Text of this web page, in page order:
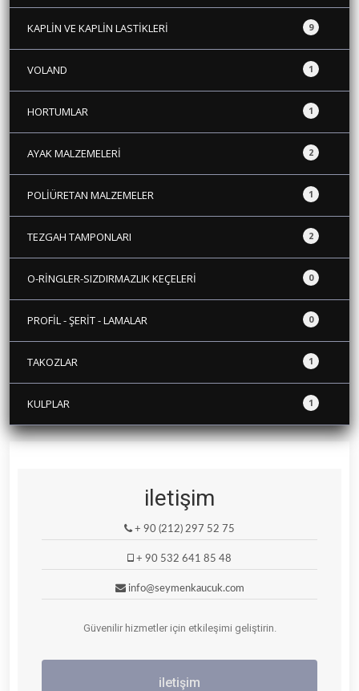
9
KAPLİN VE KAPLİN LASTİKLERİ
1
VOLAND
1
HORTUMLAR
2
AYAK MALZEMELERİ
1
POLİÜRETAN MALZEMELER
2
TEZGAH TAMPONLARI
0
O-RİNGLER-SIZDIRMAZLIK KEÇELERİ
0
PROFİL - ŞERİT - LAMALAR
1
TAKOZLAR
1
KULPLAR
iletişim
+ 90 (212) 297 52 75
+ 90 532 641 85 48
info@seymenkaucuk.com
Güvenilir hizmetler için etkileşimi geliştirin.
iletişim